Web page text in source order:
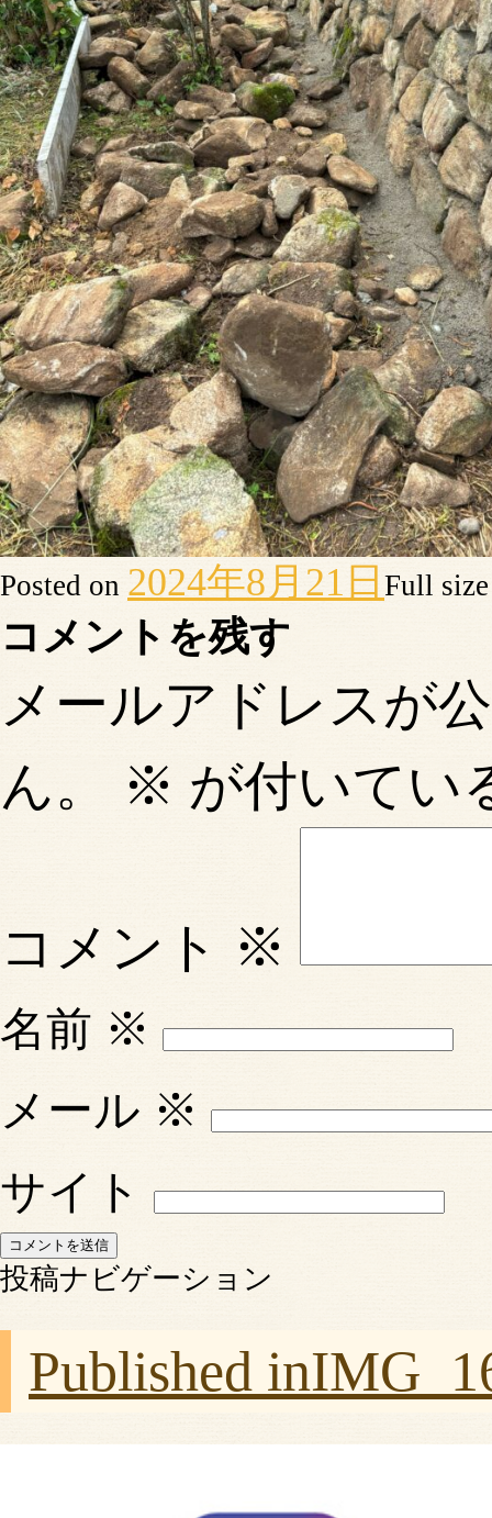
Posted on 2024年8月21日 Full
コメントを残す
メールアドレスが
ん。
※ が付いてい
コメント ※
名前 ※
メール ※
サイト
投稿ナビゲーション
Published in